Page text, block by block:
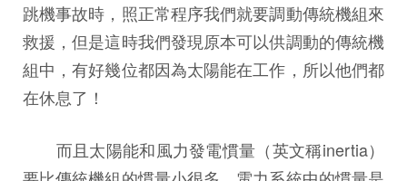
跳機事故時，照正常程序我們就要調動傳統機組來
救援，但是這時我們發現原本可以供調動的傳統機
組中，有好幾位都因為太陽能在工作，所以他們都
在休息了！
而且太陽能和風力發電慣量（英文稱inertia）